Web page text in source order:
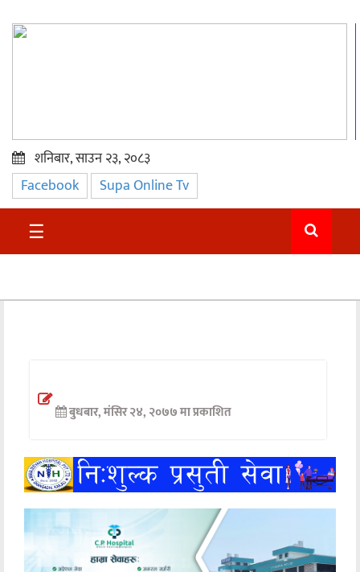
प्रमुख
समाचार
सुदुर
अन्तर्वार्ता
खेलकुद
मनोरञ्जन
अन्य
शनिबार, साउन २३, २०८३
Facebook Supa Online Tv
☰
बुधबार, मंसिर २४, २०७७ मा प्रकाशित